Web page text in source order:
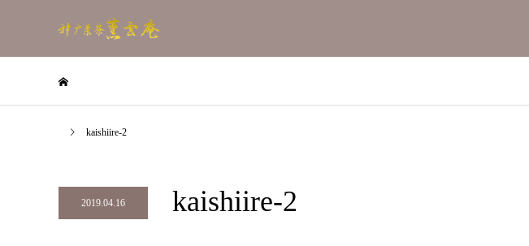
kaishiire-2
2019.04.16 kaishiire-2